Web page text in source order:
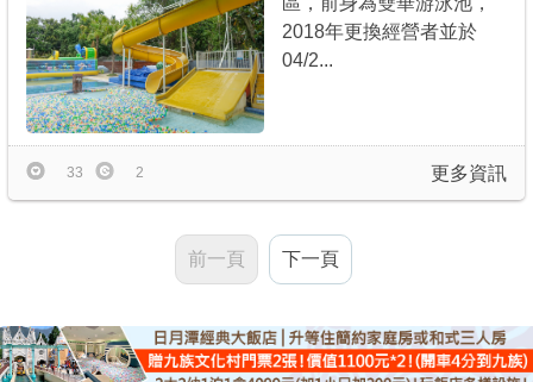
2018年更換經營者並於
04/2...
更多資訊
33 2
前一頁 下一頁